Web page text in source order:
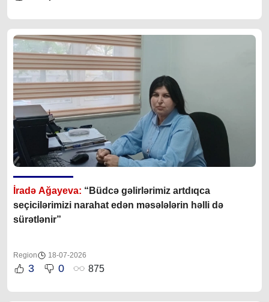
İradə Ağayeva: “Büdcə gəlirlərimiz artdıqca
seçicilərimizi narahat edən məsələlərin həlli də
sürətlənir”
Region 18-07-2026
3 0 875